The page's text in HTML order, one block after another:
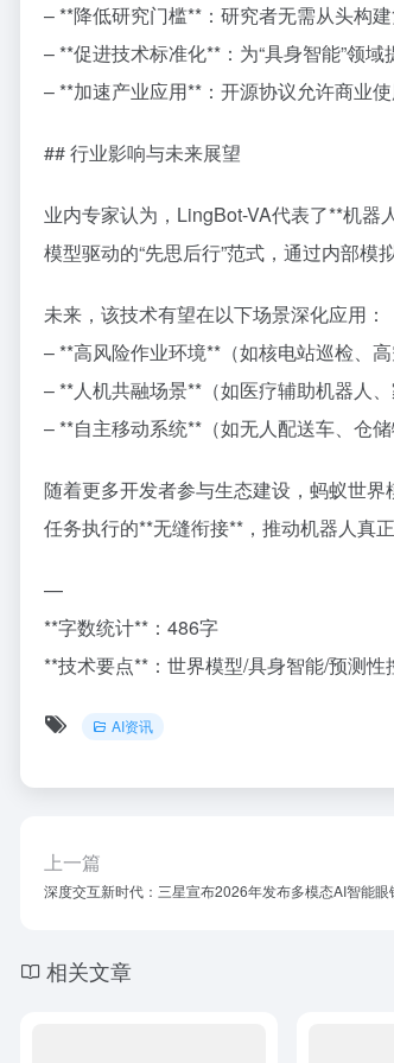
– **降低研究门槛**：研究者无需从头构
– **促进技术标准化**：为“具身智能”领
– **加速产业应用**：开源协议允许商业
## 行业影响与未来展望
业内专家认为，LingBot-VA代表了**机
模型驱动的“先思后行”范式，通过内部模
未来，该技术有望在以下场景深化应用：
– **高风险作业环境**（如核电站巡检、高
– **人机共融场景**（如医疗辅助机器人、
– **自主移动系统**（如无人配送车、仓储
随着更多开发者参与生态建设，蚂蚁世
任务执行的**无缝衔接**，推动机器人真
—
**字数统计**：486字
**技术要点**：世界模型/具身智能/预测
AI资讯
上一篇
深度交互新时代：三星宣布2026年发布多模态AI智能眼
相关文章